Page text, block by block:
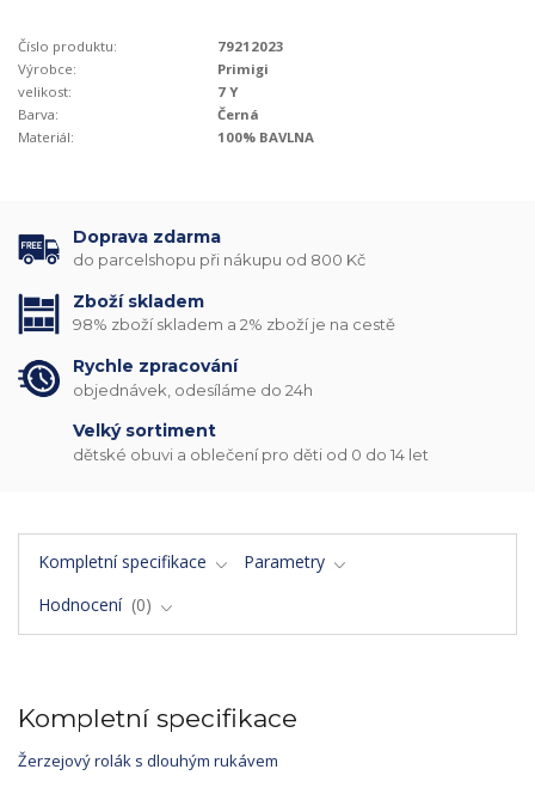
Číslo produktu:
79212023
Výrobce:
Primigi
velikost:
7 Y
Barva:
Černá
Materiál:
100% BAVLNA
Doprava zdarma
do parcelshopu při nákupu od 800 Kč
Zboží skladem
98% zboží skladem a 2% zboží je na cestě
Rychle zpracování
objednávek, odesíláme do 24h
Velký sortiment
dětské obuvi a oblečení pro děti od 0 do 14 let
Kompletní specifikace
Parametry
Hodnocení
0
Kompletní specifikace
Žerzejový rolák s dlouhým rukávem